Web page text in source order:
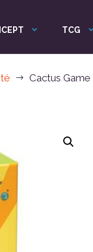
TCG
$ Cactus Game